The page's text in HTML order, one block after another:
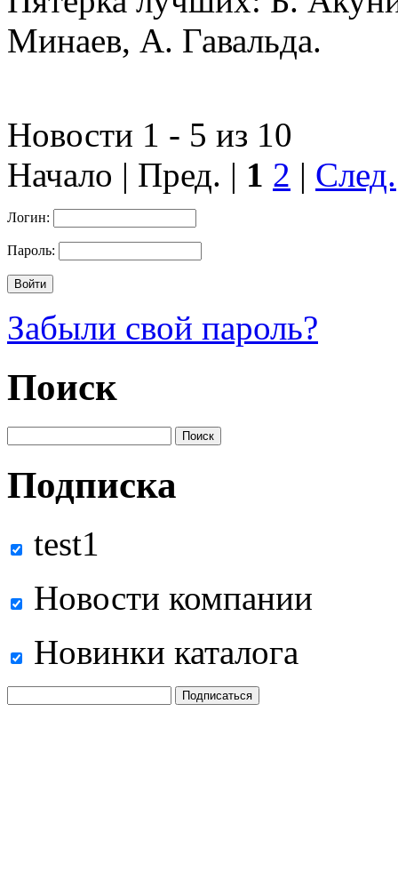
Минаев, А. Гавальда.
Новости 1 - 5 из 10
Начало | Пред. | 1 2 | След.
Логин:
Пароль:
Забыли свой пароль?
Поиск
Подписка
test1
Новости компании
Новинки каталога